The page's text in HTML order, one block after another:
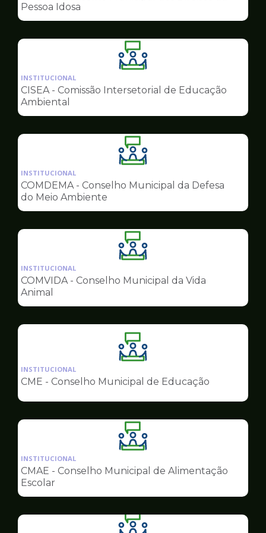
Conselhos
Pessoa Idosa
Ilustração
da
pagina
Conselhos
INSTITUCIONAL
CISEA - Comissão Intersetorial de Educação
Ambiental
Ilustração
da
pagina
Conselhos
INSTITUCIONAL
COMDEMA - Conselho Municipal da Defesa
do Meio Ambiente
Ilustração
da
pagina
Conselhos
INSTITUCIONAL
COMVIDA - Conselho Municipal da Vida
Animal
Ilustração
da
pagina
Conselhos
INSTITUCIONAL
CME - Conselho Municipal de Educação
Ilustração
da
pagina
Conselhos
INSTITUCIONAL
CMAE - Conselho Municipal de Alimentação
Escolar